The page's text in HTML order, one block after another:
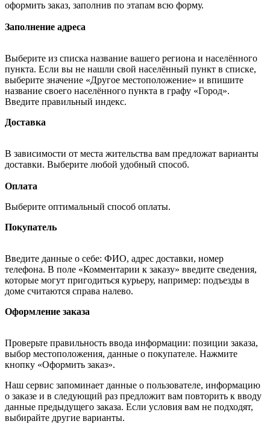
оформить заказ, заполнив по этапам всю форму.
Заполнение адреса
Выберите из списка название вашего региона и населённого
пункта. Если вы не нашли свой населённый пункт в списке,
выберите значение «Другое местоположение» и впишите
название своего населённого пункта в графу «Город».
Введите правильный индекс.
Доставка
В зависимости от места жительства вам предложат варианты
доставки. Выберите любой удобный способ.
Оплата
Выберите оптимальный способ оплаты.
Покупатель
Введите данные о себе: ФИО, адрес доставки, номер
телефона. В поле «Комментарии к заказу» введите сведения,
которые могут пригодиться курьеру, например: подъезды в
доме считаются справа налево.
Оформление заказа
Проверьте правильность ввода информации: позиции заказа,
выбор местоположения, данные о покупателе. Нажмите
кнопку «Оформить заказ».
Наш сервис запоминает данные о пользователе, информацию
о заказе и в следующий раз предложит вам повторить к вводу
данные предыдущего заказа. Если условия вам не подходят,
выбирайте другие варианты.